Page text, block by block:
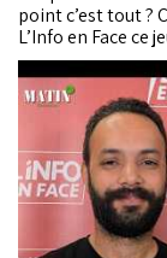
point c’est tout ?
L’Info en Face ce
Hallaouy reçoit
et écrivain.